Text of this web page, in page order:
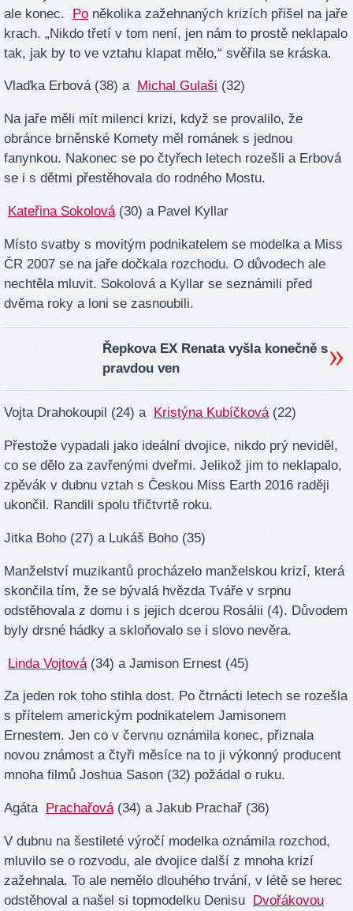
ale konec. Po několika zažehnaných krizích přišel na jaře
krach. „Nikdo třetí v tom není, jen nám to prostě neklapalo
tak, jak by to ve vztahu klapat mělo,“ svěřila se kráska.
Vlaďka Erbová (38) a Michal Gulaši (32)
Na jaře měli mít milenci krizi, když se provalilo, že
obránce brněnské Komety měl románek s jednou
fanynkou. Nakonec se po čtyřech letech rozešli a Erbová
se i s dětmi přestěhovala do rodného Mostu.
Kateřina Sokolová(30) a Pavel Kyllar
Místo svatby s movitým podnikatelem se modelka a Miss
ČR 2007 se na jaře dočkala rozchodu. O důvodech ale
nechtěla mluvit. Sokolová a Kyllar se seznámili před
dvěma roky a loni se zasnoubili.
Řepkova EX Renata vyšla konečně s
pravdou ven
Vojta Drahokoupil (24) a Kristýna Kubíčková(22)
Přestože vypadali jako ideální dvojice, nikdo prý neviděl,
co se dělo za zavřenými dveřmi. Jelikož jim to neklapalo,
zpěvák v dubnu vztah s Českou Miss Earth 2016 raději
ukončil. Randili spolu třičtvrtě roku.
Jitka Boho (27) a Lukáš Boho (35)
Manželství muzikantů procházelo manželskou krizí, která
skončila tím, že se bývalá hvězda Tváře v srpnu
odstěhovala z domu i s jejich dcerou Rosálii (4). Důvodem
byly drsné hádky a skloňovalo se i slovo nevěra.
Linda Vojtová (34) a Jamison Ernest (45)
Za jeden rok toho stihla dost. Po čtrnácti letech se rozešla
s přítelem americkým podnikatelem Jamisonem
Ernestem. Jen co v červnu oznámila konec, přiznala
novou známost a čtyři měsíce na to ji výkonný producent
mnoha filmů Joshua Sason (32) požádal o ruku.
Agáta Prachařová(34) a Jakub Prachař (36)
V dubnu na šestileté výročí modelka oznámila rozchod,
mluvilo se o rozvodu, ale dvojice další z mnoha krizí
zažehnala. To ale nemělo dlouhého trvání, v létě se herec
odstěhoval a našel si topmodelku Denisu Dvořákovou